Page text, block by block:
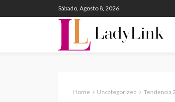
Sábado, Agosto 8, 2026
Home Uncategorized Tendencia